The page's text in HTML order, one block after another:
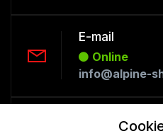
E-mail
Online
info@alpine-
Telefón: